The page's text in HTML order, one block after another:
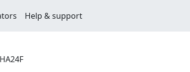
Help & support